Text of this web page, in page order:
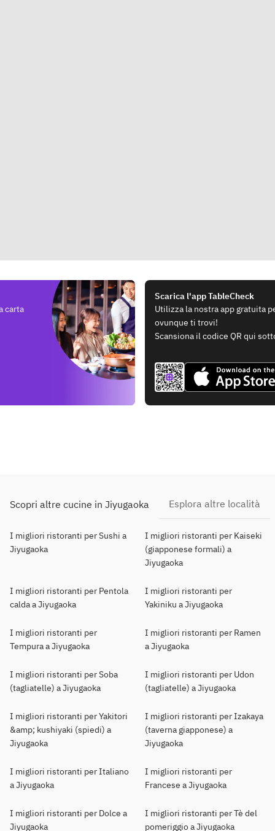
carta
Scarica l'app TableCheck
Utilizza la nostra app gratuita
ovunque ti trovi!
Scansiona il codice QR qui
Scopri altre cucine in Jiyugaoka Esplora altre località
I migliori ristoranti per Sushi a
Jiyugaoka
I migliori ristoranti per Kaiseki
(giapponese formali) a
Jiyugaoka
I migliori ristoranti per Pentola
calda a Jiyugaoka
I migliori ristoranti per
Yakiniku a Jiyugaoka
I migliori ristoranti per
Tempura a Jiyugaoka
I migliori ristoranti per Ramen
a Jiyugaoka
I migliori ristoranti per Soba
(tagliatelle) a Jiyugaoka
I migliori ristoranti per Udon
(tagliatelle) a Jiyugaoka
I migliori ristoranti per Yakitori
&amp; kushiyaki (spiedi) a
Jiyugaoka
I migliori ristoranti per Izakaya
(taverna giapponese) a
Jiyugaoka
I migliori ristoranti per Italiano
a Jiyugaoka
I migliori ristoranti per
Francese a Jiyugaoka
I migliori ristoranti per Dolce a
Jiyugaoka
I migliori ristoranti per Tè del
pomeriggio a Jiyugaoka